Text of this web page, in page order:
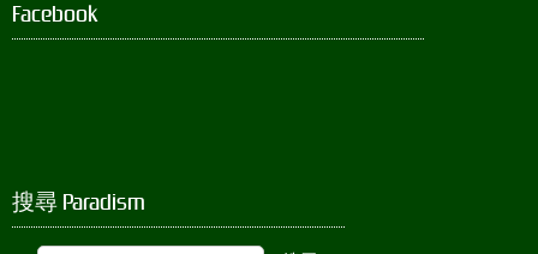
Facebook
搜尋 Paradism